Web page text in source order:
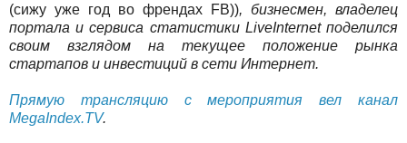
(сижу уже год во френдах FB)), бизнесмен, владелец
портала и сервиса статистики LiveInternet поделился
своим взглядом на текущее положение рынка
стартапов и инвестиций в сети Интернет.
Прямую трансляцию с мероприятия вел канал
MegaIndex.TV.